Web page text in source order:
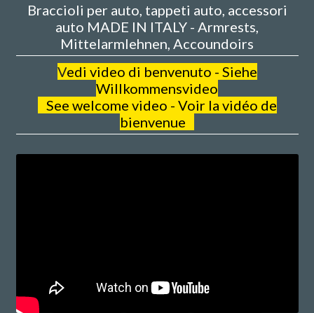
Braccioli per auto, tappeti auto, accessori
auto MADE IN ITALY - Armrests,
Mittelarmlehnen, Accoundoirs
Vedi video di benvenuto - Siehe
Willkommensvideo
See welcome video - Voir la vidéo de
bienvenue